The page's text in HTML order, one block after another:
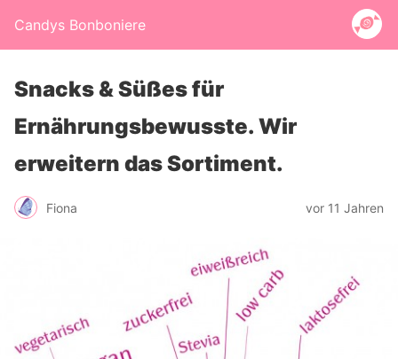
Candys Bonboniere
Snacks & Süßes für
Ernährungsbewusste. Wir
erweitern das Sortiment.
Fiona vor 11 Jahren